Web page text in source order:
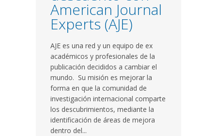
American Journal
Experts (AJE)
AJE es una red y un equipo de ex
académicos y profesionales de la
publicación decididos a cambiar el
mundo. Su misión es mejorar la
forma en que la comunidad de
investigación internacional comparte
los descubrimientos, mediante la
identificación de áreas de mejora
dentro del...